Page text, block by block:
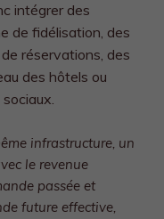
intégrer des
de fidélisation, des
réservations, des
des hôtels ou
infrastructure, un
le revenue
passée et
future effective,